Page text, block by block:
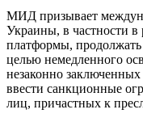
МИД призывает
Украины, в частности
платформы, продолжать
целью немедленного
незаконно
ввести санкционные
лиц, причастных к